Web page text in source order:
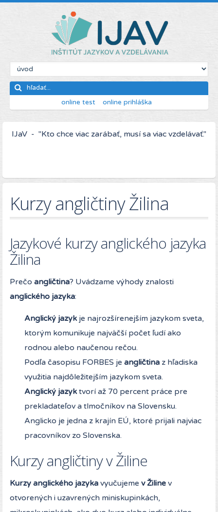
online test online prihláška
IJaV - "Kto chce viac zarábať, musí sa viac vzdelávať."
Kurzy angličtiny Žilina
Jazykové kurzy anglického jazyka
Žilina
Prečo angličtina? Uvádzame výhody znalosti
anglického jazyka:
Anglický jazykje najrozšírenejším jazykom sveta,
ktorým komunikuje najväčší počet ľudí ako
rodnou alebo naučenou rečou.
Podľa časopisu FORBES je angličtina z hľadiska
využitia najdôležitejším jazykom sveta.
Anglický jazyktvorí až 70 percent práce pre
prekladateľov a tlmočníkov na Slovensku.
Anglicko je jedna z krajín EÚ, ktoré prijali najviac
pracovníkov zo Slovenska.
Kurzy angličtiny v Žiline
Kurzy anglického jazyka vyučujeme v Žiline v
otvorených i uzavrených miniskupinkách,